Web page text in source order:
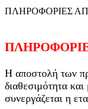
ΠΛΗΡΟΦΟΡΙΕΣ
Η αποστολή των
διαθεσιμότητα
συνεργάζεται η